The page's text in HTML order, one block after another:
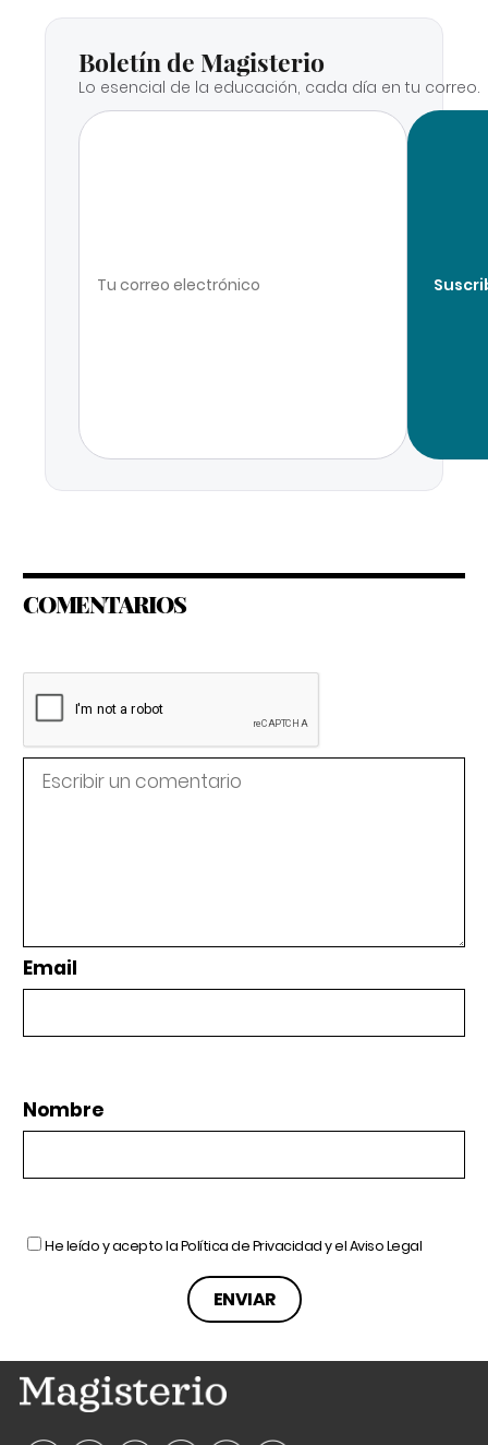
Boletín de Magisterio
Lo esencial de la educación, cada día en tu correo.
COMENTARIOS
Email
Nombre
He leído y acepto laPolítica de Privacidady elAviso Legal